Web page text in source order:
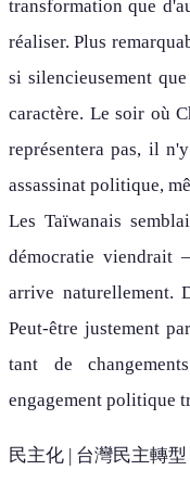
transformation que
réaliser. Plus
si silencieusement
caractère. Le soir où
représentera pas, il
assassinat politique,
Les Taïwanais
démocratie viendrait
arrive naturellement.
Peut-être justement
tant de
engagement politique
民主化 | 台灣民主轉